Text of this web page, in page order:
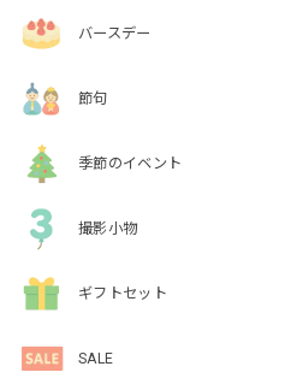
バースデー
節句
季節のイベント
撮影小物
ギフトセット
SALE